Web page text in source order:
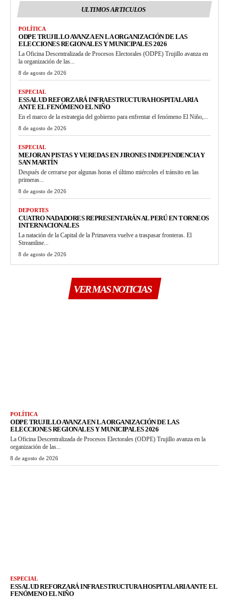
ULTIMOS ARTICULOS
POLÍTICA
ODPE TRUJILLO AVANZA EN LA ORGANIZACIÓN DE LAS
ELECCIONES REGIONALES Y MUNICIPALES 2026
La Oficina Descentralizada de Procesos Electorales (ODPE) Trujillo avanza en
la organización de las...
8 de agosto de 2026
ESPECIAL
ESSALUD REFORZARÁ INFRAESTRUCTURA HOSPITALARIA
ANTE EL FENÓMENO EL NIÑO
En el marco de la estrategia del gobierno para enfrentar el fenómeno El Niño,...
8 de agosto de 2026
ESPECIAL
MEJORAN PISTAS Y VEREDAS EN JIRONES INDEPENDENCIA Y
SAN MARTÍN
Después de cerrarse por algunas horas el último miércoles el tránsito en las
primeras...
8 de agosto de 2026
DEPORTES
CUATRO NADADORES REPRESENTARÁN AL PERÚ EN TORNEOS
INTERNACIONALES
La natación de la Capital de la Primavera vuelve a traspasar fronteras. El
Streamline...
8 de agosto de 2026
VER MAS NOTICIAS
POLÍTICA
ODPE TRUJILLO AVANZA EN LA ORGANIZACIÓN DE LAS
ELECCIONES REGIONALES Y MUNICIPALES 2026
La Oficina Descentralizada de Procesos Electorales (ODPE) Trujillo avanza en la
organización de las...
8 de agosto de 2026
ESPECIAL
ESSALUD REFORZARÁ INFRAESTRUCTURA HOSPITALARIA ANTE EL
FENÓMENO EL NIÑO